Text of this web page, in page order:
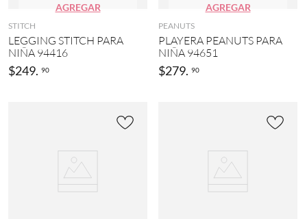
AGREGAR
STITCH
LEGGING STITCH PARA
NIÑA 94416
$249. 90
AGREGAR
PEANUTS
PLAYERA PEANUTS PARA
NIÑA 94651
$279. 90